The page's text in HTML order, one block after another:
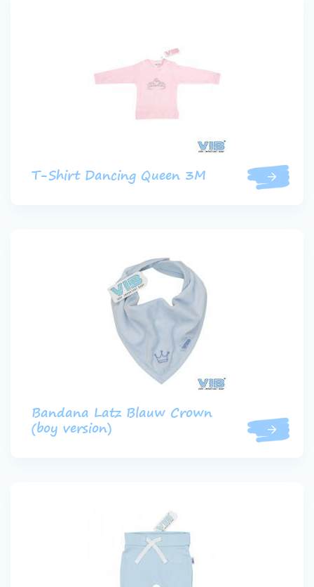
T-Shirt Dancing Queen 3M
Bandana Latz Blauw Crown
(boy version)